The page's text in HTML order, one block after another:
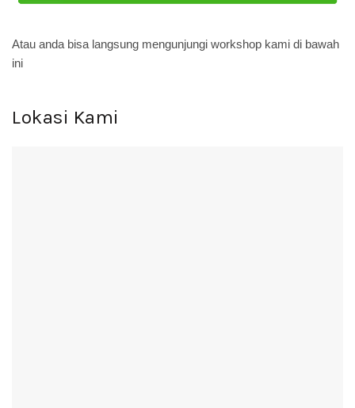
Atau anda bisa langsung mengunjungi workshop kami di bawah
ini
Lokasi Kami